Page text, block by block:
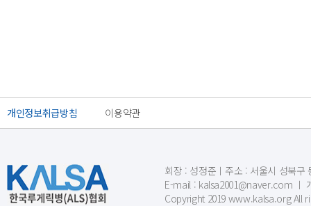
개인정보취급방침 이용약관
회장 : 성정준ㅣ주소 : 서울시 성북구
E-mail : kalsa2001@naver.com ㅣ
Copyright 2019 www.kalsa.org All